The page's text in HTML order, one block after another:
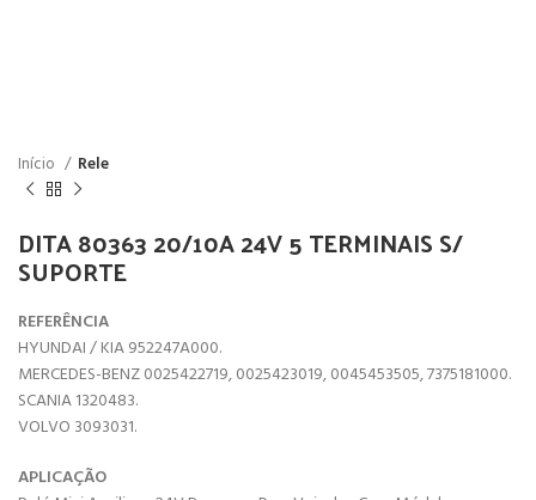
Início Rele
DITA 80363 20/10A 24V 5 TERMINAIS S/
SUPORTE
REFERÊNCIA
HYUNDAI / KIA 952247A000.
MERCEDES-BENZ 0025422719, 0025423019, 0045453505, 7375181000.
SCANIA 1320483.
VOLVO 3093031.
APLICAÇÃO